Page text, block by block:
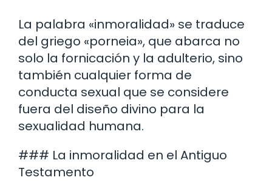
La palabra «inmoralidad» se traduce
del griego «porneia», que abarca no
solo la fornicación y la adulterio, sino
también cualquier forma de
conducta sexual que se considere
fuera del diseño divino para la
sexualidad humana.
### La inmoralidad en el Antiguo
Testamento